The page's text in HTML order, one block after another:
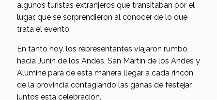
algunos turistas extranjeros que transitaban por el
lugar, que se sorprendieron al conocer de lo que
trata el evento.
En tanto hoy, los representantes viajaron rumbo
hacia Junín de los Andes, San Martín de los Andes y
Aluminé para de esta manera llegar a cada rincón
de la provincia contagiando las ganas de festejar
juntos esta celebración.